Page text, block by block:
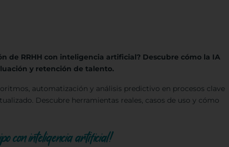
de RRHH con inteligencia artificial? Descubre cómo la IA
y retención de talento.
automatización y análisis predictivo en procesos clave
Descubre herramientas reales, casos de uso y cómo
con inteligencia artificial!